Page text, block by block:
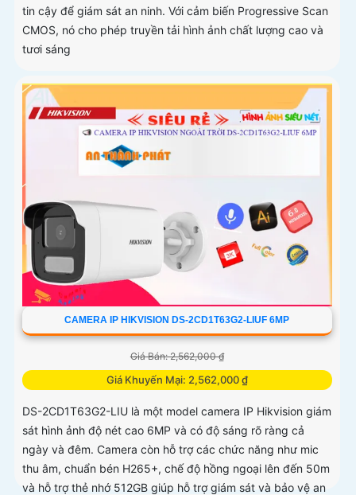
tin cậy để giám sát an ninh. Với cảm biến Progressive Scan
CMOS, nó cho phép truyền tải hình ảnh chất lượng cao và
tươi sáng
CAMERA IP HIKVISION DS-2CD1T63G2-LIUF 6MP
Giá Bán: 2,562,000 ₫
Giá Khuyến Mại: 2,562,000 ₫
DS-2CD1T63G2-LIU là một model camera IP Hikvision giám
sát hình ảnh độ nét cao 6MP và có độ sáng rõ ràng cả
ngày và đêm. Camera còn hỗ trợ các chức năng như mic
thu âm, chuẩn bén H265+, chế độ hồng ngoại lên đến 50m
và hỗ trợ thẻ nhớ 512GB giúp hỗ trợ giám sát và bảo vệ an